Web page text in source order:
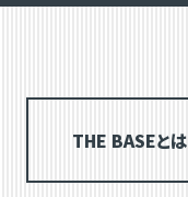
THE BASEとは